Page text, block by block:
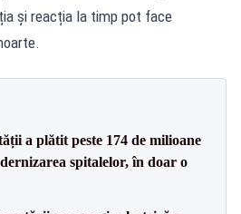
și reacția la timp pot face
a plătit peste 174 de milioane
spitalelor, în doar o